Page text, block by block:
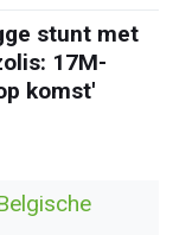
stunt met
17M-
komst'